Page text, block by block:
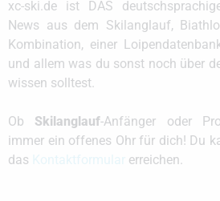
xc-ski.de ist DAS
News aus dem Skilanglauf,
Kombination, einer
und allem was du sonst noch über
wissen solltest.
Ob Skilanglauf-Anfänger oder
immer ein offenes Ohr für dich! Du
das
erreichen.